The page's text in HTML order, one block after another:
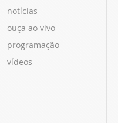
notícias
ouça ao vivo
programação
vídeos